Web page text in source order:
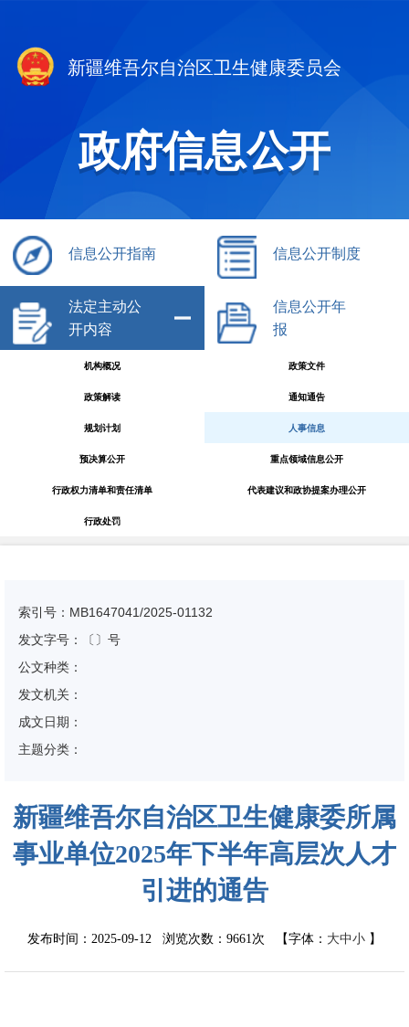
新疆维吾尔自治区卫生健康委员会
政府信息公开
信息公开指南 信息公开制度
法定主动公
开内容
机构概况 政策文件
政策解读 通知通告
规划计划 人事信息
预决算公开 重点领域信息公开
行政权力清单和责任清单 代表建议和政协提案办理公开
行政处罚
信息公开年
报
索引号：MB1647041/2025-01132
发文字号：〔〕号
公文种类：
发文机关：
成文日期：
主题分类：
新疆维吾尔自治区卫生健康委所属
事业单位2025年下半年高层次人才
引进的通告
发布时间：2025-09-12 浏览次数： 9661次 【字体： 大中小 】